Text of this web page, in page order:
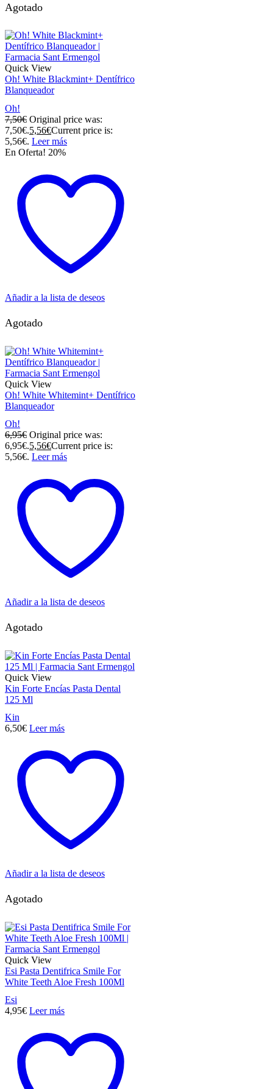
Agotado
Quick View
Oh! White Blackmint+ Dentífrico
Blanqueador
Oh!
7,50€ Original price was:
7,50€.5,56€Current price is:
5,56€. Leer más
En Oferta! 20%
Añadir a la lista de deseos
Agotado
Quick View
Oh! White Whitemint+ Dentífrico
Blanqueador
Oh!
6,95€ Original price was:
6,95€.5,56€Current price is:
5,56€. Leer más
Añadir a la lista de deseos
Agotado
Quick View
Kin Forte Encías Pasta Dental
125 Ml
Kin
6,50€ Leer más
Añadir a la lista de deseos
Agotado
Quick View
Esi Pasta Dentifrica Smile For
White Teeth Aloe Fresh 100Ml
Esi
4,95€ Leer más